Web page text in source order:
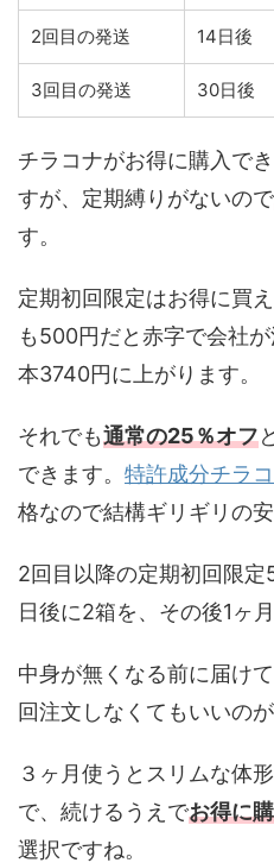
2回目の発送 14日後
3回目の発送 30日後
チラコナがお得に購入で
すが、定期縛りがないので
す。
定期初回限定はお得に買
も500円だと赤字で会社
本3740円に上がります。
それでも通常の25％オフ
できます。 特許成分チラ
格なので結構ギリギリの安
2回目以降の定期初回限
日後に2箱を、その後1ヶ
中身が無くなる前に届け
回注文しなくてもいいの
３ヶ月使うとスリムな体
で、続けるうえでお得に
選択ですね。